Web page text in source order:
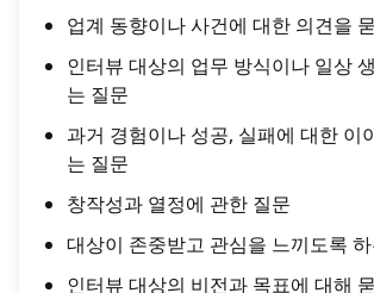
업계 동향이나 사건에 대한 의견을
인터뷰 대상의 업무 방식이나 일상
는 질문
과거 경험이나 성공, 실패에 대한 이
는 질문
창작성과 열정에 관한 질문
대상이 존중받고 관심을 느끼도록
인터뷰 대상의 비전과 목표에 대해